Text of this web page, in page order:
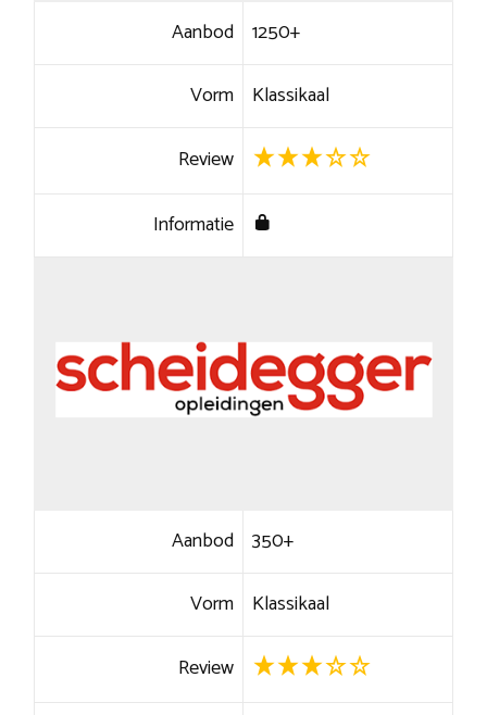
Aanbod 1250+
Vorm Klassikaal
Review
Informatie
Aanbod 350+
Vorm Klassikaal
Review